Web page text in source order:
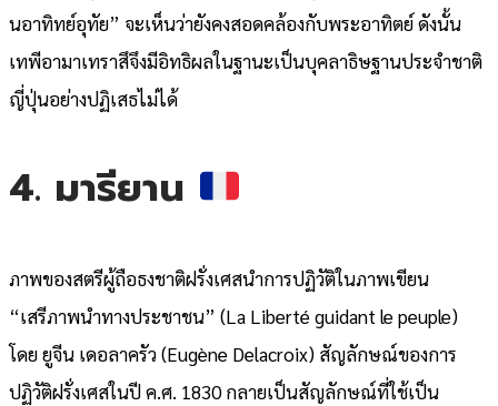
นอาทิทย์อุทัย” จะเห็นว่ายังคงสอดคล้องกับพระอาทิตย์ ดังนั้น
เทพีอามาเทราสึจึงมีอิทธิผลในฐานะเป็นบุคลาธิษฐานประจำชาติ
ญี่ปุ่นอย่างปฏิเสธไม่ได้
4. มารียาน
ภาพของสตรีผู้ถือธงชาติฝรั่งเศสนำการปฏิวัติในภาพเขียน
“เสรีภาพนำทางประชาชน” (La Liberté guidant le peuple)
โดย ยูจีน เดอลาครัว (Eugène Delacroix) สัญลักษณ์ของการ
ปฏิวัติฝรั่งเศสในปี ค.ศ. 1830 กลายเป็นสัญลักษณ์ที่ใช้เป็น